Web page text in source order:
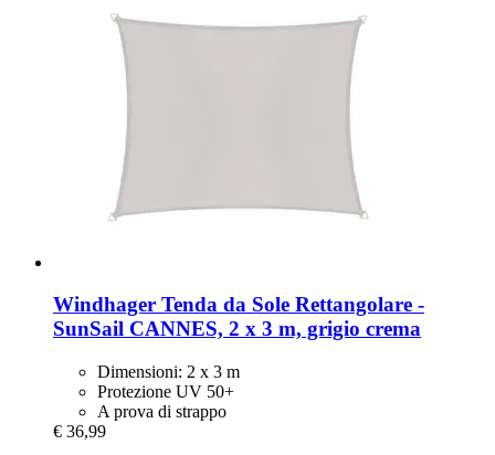
Windhager Tenda da Sole Rettangolare -​
SunSail CANNES, 2 x 3 m, grigio crema
Dimensioni: 2 x 3 m
Protezione UV 50+
A prova di strappo
€ 36,99